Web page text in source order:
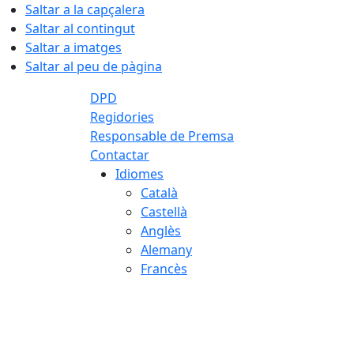
Saltar a la capçalera
Saltar al contingut
Saltar a imatges
Saltar al peu de pàgina
DPD
Regidories
Responsable de Premsa
Contactar
Idiomes
Català
Castellà
Anglès
Alemany
Francès